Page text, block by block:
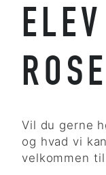
Vil du gerne
og hvad vi
velkommen